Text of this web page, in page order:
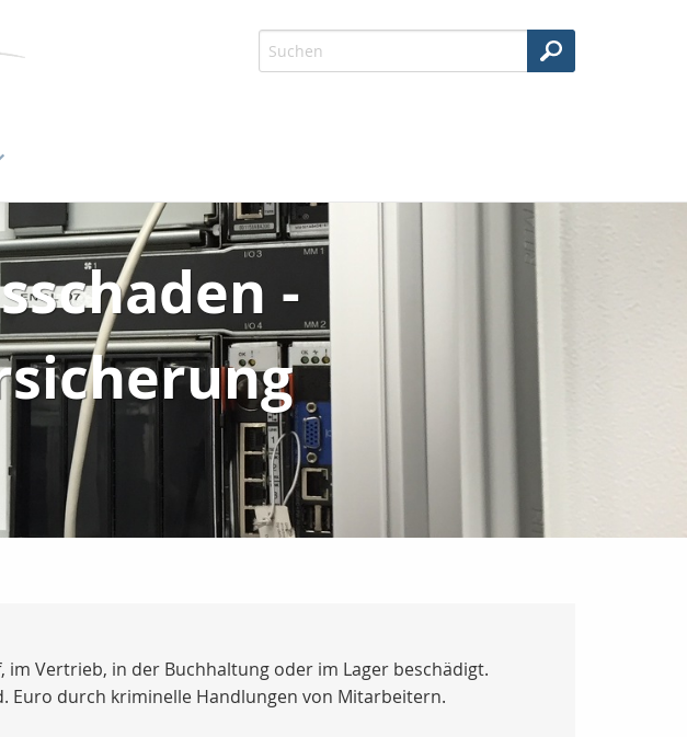
-
Vertrieb, in der Buchhaltung oder im Lager beschädigt.
Euro durch kriminelle Handlungen von Mitarbeitern.